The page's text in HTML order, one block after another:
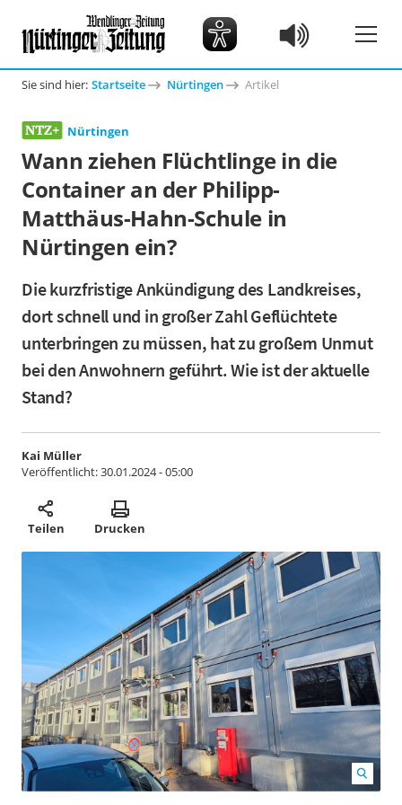
Sie sind hier: Startseite Nürtingen Artikel
Nürtingen
Wann ziehen Flüchtlinge in die
Container an der Philipp-
Matthäus-Hahn-Schule in
Nürtingen ein?
Die kurzfristige Ankündigung des Landkreises,
dort schnell und in großer Zahl Geflüchtete
unterbringen zu müssen, hat zu großem Unmut
bei den Anwohnern geführt. Wie ist der aktuelle
Stand?
Kai Müller
Veröffentlicht:30.01.2024 - 05:00
Teilen Drucken